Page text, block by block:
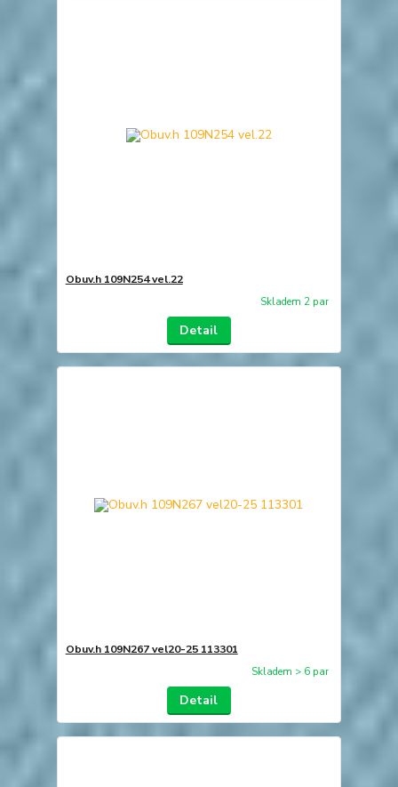
Obuv.h 109N254 vel.22
Skladem 2 par
Detail
Obuv.h 109N267 vel20-25 113301
Skladem > 6 par
Detail